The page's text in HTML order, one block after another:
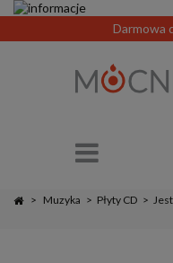
Darmowa
> Muzyka > Płyty CD >